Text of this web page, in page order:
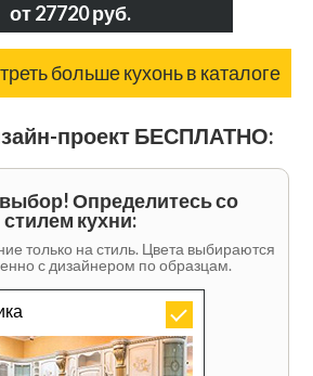
от 27720 руб.
больше кухонь в каталоге
проект БЕСПЛАТНО:
Определитесь со
стилем кухни:
только на стиль. Цвета выбираются
с дизайнером по образцам.